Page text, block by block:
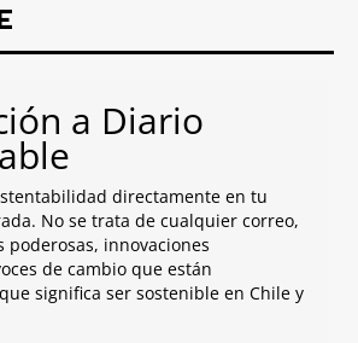
a Diario
directamente en tu
No se trata de cualquier correo,
poderosas, innovaciones
de cambio que están
significa ser sostenible en Chile y